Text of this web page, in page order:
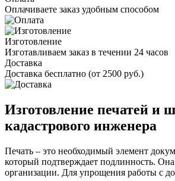
Оплачиваете заказ удобным способом
Изготовление
Изготавливаем заказ в течении 24 часов
Доставка
Доставка бесплатно (от 2500 руб.)
Изготовление печатей и
кадастрового инженера
Печать – это необходимый элемент
который подтверждает подлинность.
организации. Для упрощения работы с